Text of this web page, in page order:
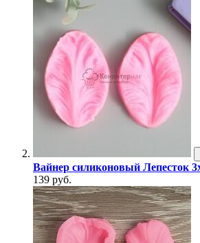
Вайнер силиконовый Лепесток
139 руб.